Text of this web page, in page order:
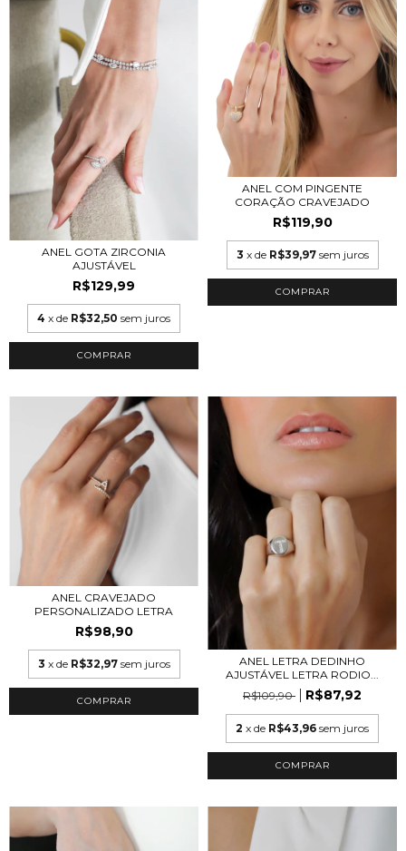
ANEL GOTA ZIRCONIA
AJUSTÁVEL
R$129,99
4 x de R$32,50 sem juros
COMPRAR
ANEL COM PINGENTE
CORAÇÃO CRAVEJADO
R$119,90
3 x de R$39,97 sem juros
COMPRAR
ANEL CRAVEJADO
PERSONALIZADO LETRA
R$98,90
3 x de R$32,97 sem juros
COMPRAR
ANEL LETRA DEDINHO
AJUSTÁVEL LETRA RODIO...
R$109,90
R$87,92
2 x de R$43,96 sem juros
COMPRAR